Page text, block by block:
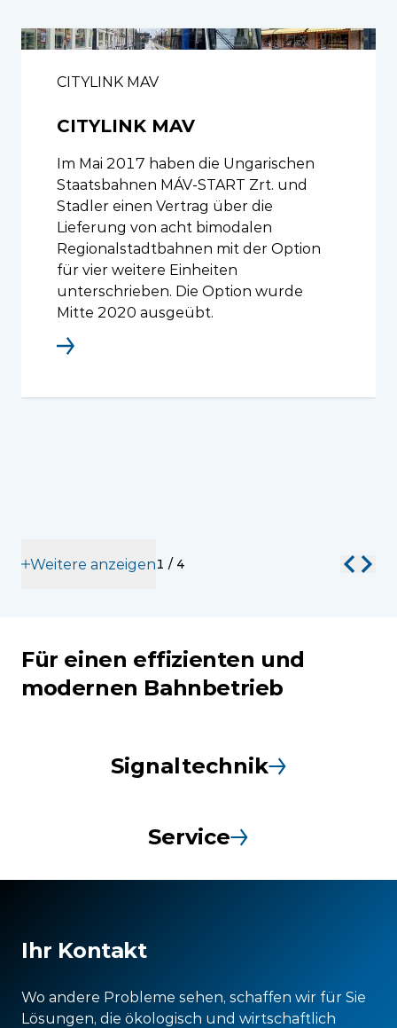
CITYLINK MAV
CITYLINK MAV
Im Mai 2017 haben die Ungarischen
Staatsbahnen MÁV-START Zrt. und
Stadler einen Vertrag über die
Lieferung von acht bimodalen
Regionalstadtbahnen mit der Option
für vier weitere Einheiten
unterschrieben. Die Option wurde
Mitte 2020 ausgeübt.
Weitere anzeigen1 / 4
Für einen effizienten und
modernen Bahnbetrieb
Signaltechnik
Service
Ihr Kontakt
Wo andere Probleme sehen, schaffen wir für Sie
Lösungen, die ökologisch und wirtschaftlich